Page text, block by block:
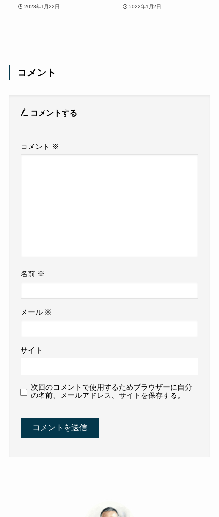
2023年1月22日 2022年1月2日
コメント
コメントする
コメント ※
名前 ※
メール ※
サイト
次回のコメントで使用するためブラウザーに自分
の名前、メールアドレス、サイトを保存する。